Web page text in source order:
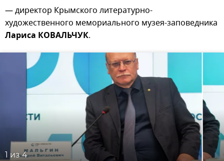
— директор Крымского литературно-
художественного мемориального музея-заповедника
Лариса КОВАЛЬЧУК.
1 из 4